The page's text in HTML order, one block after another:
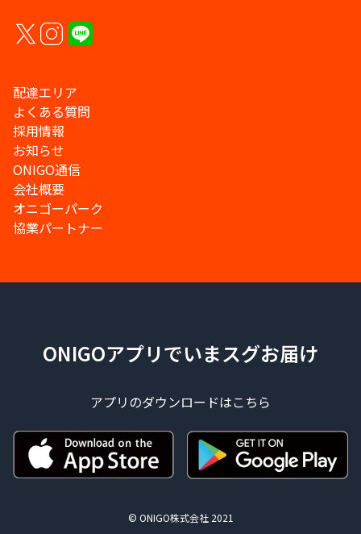
配達エリア
よくある質問
採用情報
お知らせ
ONIGO通信
会社概要
オニゴーパーク
協業パートナー
ONIGOアプリでいまスグお届け
アプリのダウンロードはこちら
© ONIGO株式会社 2021